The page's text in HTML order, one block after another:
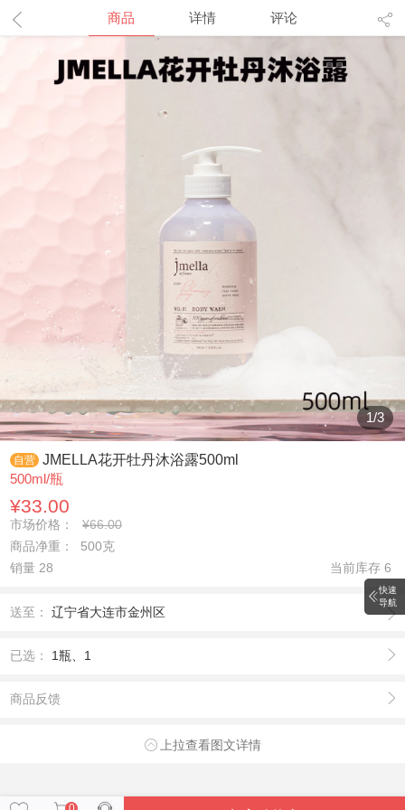
商品 详情 评论
1/3
自营 JMELLA花开牡丹沐浴露500ml
500ml/瓶
¥33.00
市场价格：
¥66.00
商品净重： 500克
销量 28
当前库存 6
送至： 辽宁省大连市金州区
已选： 1瓶、1
商品反馈
上拉查看图文详情
快速
导航